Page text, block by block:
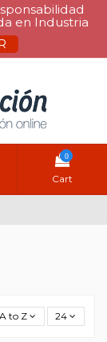
en Industria
0
Cart
to Z 24